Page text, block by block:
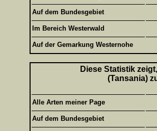
Auf dem Bundesgebiet
Im Bereich Westerwald
Auf der Gemarkung Westernohe
Diese Statistik
(Tansania)
Alle Arten meiner Page
Auf dem Bundesgebiet